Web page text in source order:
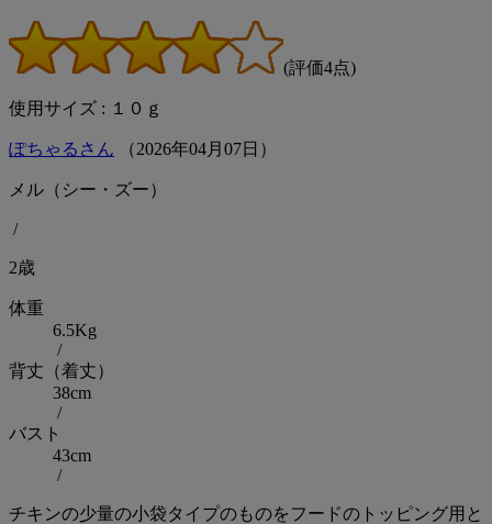
(評価4点)
使用サイズ : １０ｇ
ぽちゃるさん （2026年04月 07日）
メル（シー・ズー）
/
2歳
体重
6.5Kg
/
背丈（着丈）
38cm
/
バスト
43cm
/
チキンの少量の小袋タイプのものをフードのトッピング用と